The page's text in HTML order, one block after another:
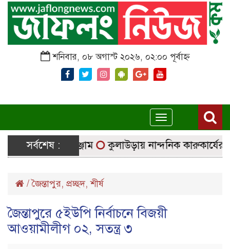
শনিবার, ০৮ অগাস্ট ২০২৬, ০২:০০ পূর্বাহ্ন
Toggle
navigation
সর্বশেষ :
নির্বাচনি সরঞ্জাম কুলাউড়ায় নান্দনিক কারুকার্যের শিব
/জৈন্তাপুর, প্রচ্ছদ,শীর্ষ
জৈন্তাপুরে ৫ইউপি নির্বাচনে বিজয়ী
আওয়ামীলীগ ০২, সতন্ত্র ৩